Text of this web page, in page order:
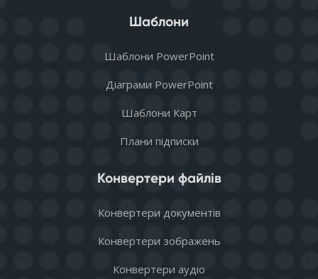
Шаблони
Шаблони PowerPoint
Діаграми PowerPoint
Шаблони Карт
Плани підписки
Конвертери файлів
Конвертери документів
Конвертери зображень
Конвертери аудіо